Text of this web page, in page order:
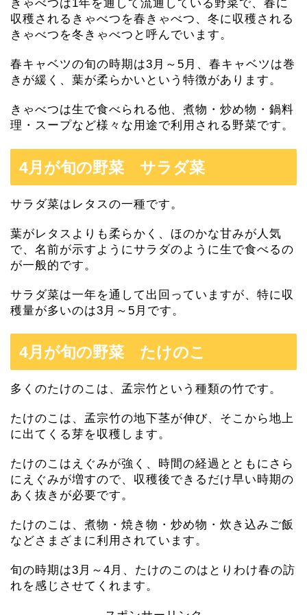
きゃべつは1年を通して流通している野菜で、春に
収穫されるきゃべつを春きゃべつ、冬に収穫される
きゃべつを冬きゃべつと呼んでいます。
春キャベツの旬の時期は3月～5月、春キャベツは巻
きが緩く、葉が柔らかいという特徴があります。
きゃべつは生で食べられる他、煮物・炒め物・鍋料
理・スープなど様々な用途で利用される野菜です。
4月が旬の野菜 サラダ菜
サラダ菜はレタスの一種です。
葉がレタスよりも柔らかく、ほのかな甘みが人気
で、名前が示すようにサラダのように生で食べるの
が一般的です。
サラダ菜は一年を通して出回っていますが、特に収
穫量が多いのは3月～5月です。
4月が旬の野菜 たけのこ
多くのたけのこは、孟宗竹という種類の竹です。
たけのこは、孟宗竹の地下茎が伸び、そこから地上
に出てくる芽を収穫します。
たけのこはえぐみが強く、時間の経過とともにさら
にえぐみが増すので、収穫後できるだけ早い時期の
あく抜きが必要です。
たけのこは、煮物・焼き物・炒め物・炊き込みご飯
などさまざまに利用されています。
旬の時期は3月～4月、たけのこのはとりわけ春の訪
れを感じさせてくれます。